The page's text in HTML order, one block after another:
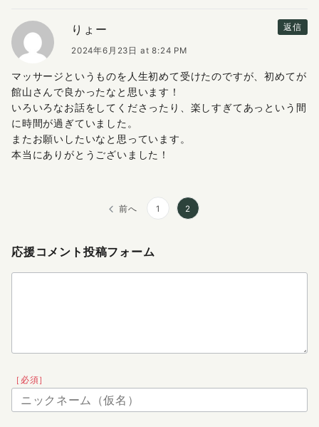
返信
りょー
2024年6月23日 at 8:24 PM
マッサージというものを人生初めて受けたのですが、初めてが
館山さんで良かったなと思います！
いろいろなお話をしてくださったり、楽しすぎてあっという間
に時間が過ぎていました。
またお願いしたいなと思っています。
本当にありがとうございました！
前へ 1 2
応援コメント投稿フォーム
［必須］